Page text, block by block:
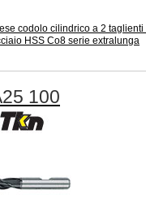
codolo cilindrico a 2 taglienti
HSS Co8 serie extralunga
100